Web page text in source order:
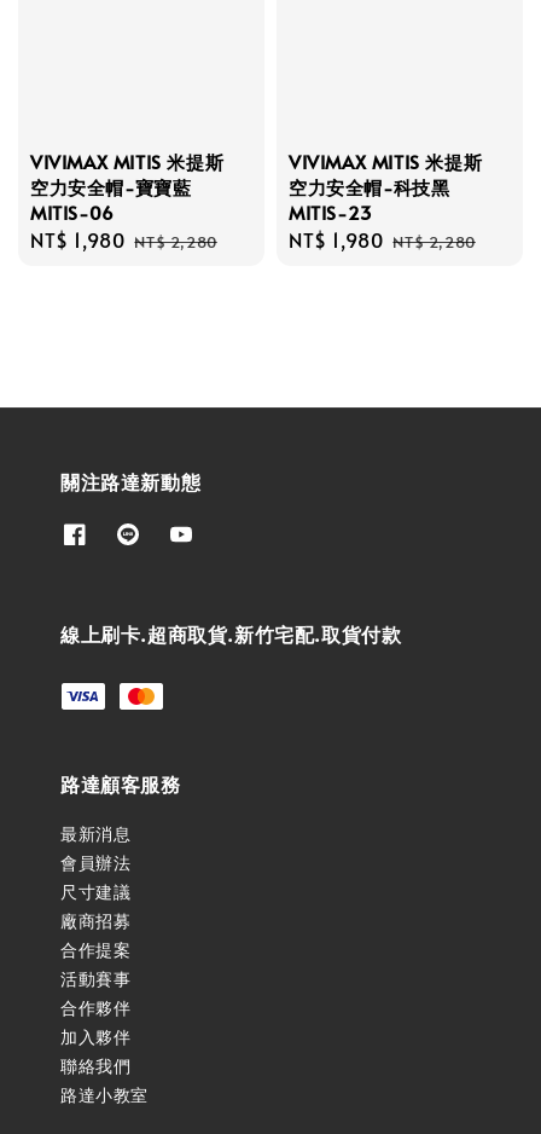
VIVIMAX MITIS 米提斯
空力安全帽-寶寶藍
MITIS-06
Sale
NT$ 1,980 Regular
NT$ 2,280
VIVIMAX MITIS 米提斯
空力安全帽-科技黑
MITIS-23
Sale
NT$ 1,980 Regular
NT$ 2,280
關注路達新動態
線上刷卡.超商取貨.新竹宅配.取貨付款
路達顧客服務
最新消息
會員辦法
尺寸建議
廠商招募
合作提案
活動賽事
合作夥伴
加入夥伴
聯絡我們
路達小教室